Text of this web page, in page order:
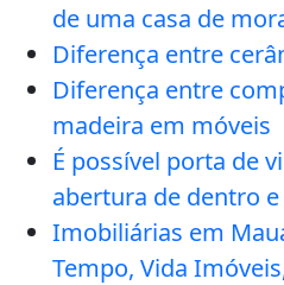
de uma casa de
Diferença entre
Diferença entre
madeira em móveis
É possível porta de
abertura de dentro
Imobiliárias em
Tempo, Vida